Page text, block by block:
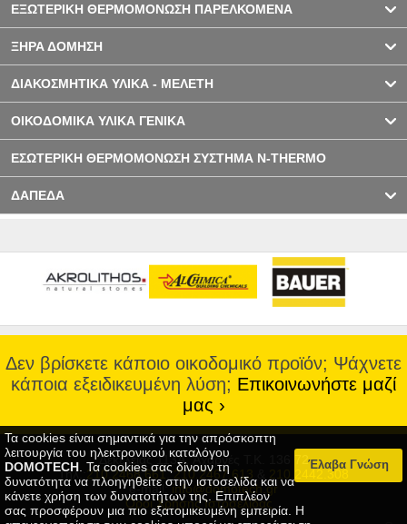
ΕΞΩΤΕΡΙΚΗ ΘΕΡΜΟΜΟΝΩΣΗ ΠΑΡΕΛΚΟΜΕΝΑ
ΞΗΡΑ ΔΟΜΗΣΗ
ΔΙΑΚΟΣΜΗΤΙΚΑ ΥΛΙΚΑ - ΜΕΛΕΤΗ
ΟΙΚΟΔΟΜΙΚΑ ΥΛΙΚΑ ΓΕΝΙΚΑ
ΕΣΩΤΕΡΙΚΗ ΘΕΡΜΟΜΟΝΩΣΗ ΣΥΣΤΗΜΑ N-THERMO
ΔΑΠΕΔΑ
Δεν βρίσκετε κάποιο οικοδομικό προϊόν; Ψάχνετε
κάποια εξειδικευμένη λύση; Επικοινωνήστε μαζί
μας ›
Δεκελείας 113A, Αχαρνές Τ.Κ. 136 72
Τηλ.: 210.2468.661, 210.2467.613
210.2442.308
e-mail:info@domotech.gr
Οροι Χρήσης Ιστοσελίδας
Έλαβα Γνώση
Τα cookies είναι σημαντικά για την απρόσκοπτη
λειτουργία του ηλεκτρονικού καταλόγου
DOMOTECH . Τα cookies σας δίνουν τη
δυνατότητα να πλοηγηθείτε στην ιστοσελίδα και να
κάνετε χρήση των δυνατοτήτων της. Επιπλέον
σας προσφέρουν μια πιο εξατομικευμένη εμπειρία. Η